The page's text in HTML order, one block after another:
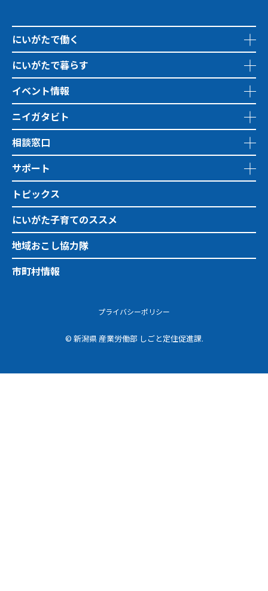
にいがたで働く
にいがたで暮らす
イベント情報
ニイガタビト
相談窓口
サポート
トピックス
にいがた子育てのススメ
地域おこし協力隊
市町村情報
プライバシーポリシー
© 新潟県 産業労働部 しごと定住促進課.